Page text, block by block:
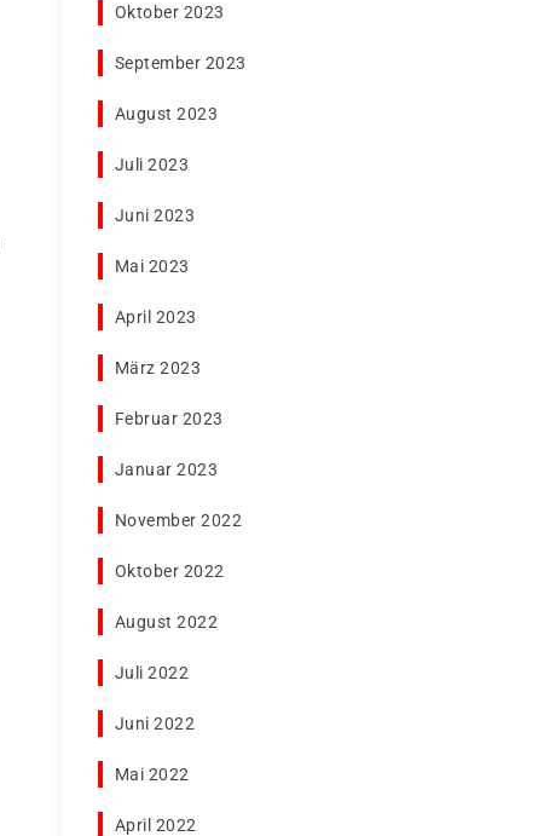
Oktober 2023
September 2023
August 2023
Juli 2023
Juni 2023
Mai 2023
April 2023
März 2023
Februar 2023
Januar 2023
November 2022
Oktober 2022
August 2022
Juli 2022
Juni 2022
Mai 2022
April 2022